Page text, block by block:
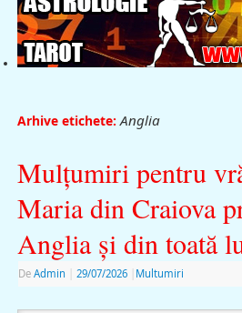
Arhive etichete:Anglia
Mulţumiri pentru
Maria din Craiova
Anglia și din toată
De Admin 29/07/2026 Multumiri